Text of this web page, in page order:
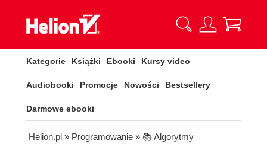
Kategorie Książki Ebooki Kursy video
Audiobooki Promocje Nowości Bestsellery
Darmowe ebooki
Helion.pl » Programowanie » 📚 Algorytmy